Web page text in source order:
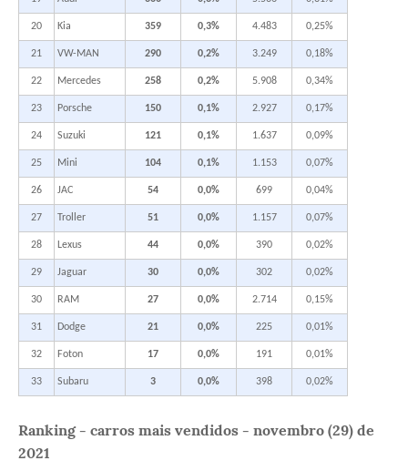
20 Kia 359 0,3% 4.483 0,25%
21 VW-MAN 290 0,2% 3.249 0,18%
22 Mercedes 258 0,2% 5.908 0,34%
23 Porsche 150 0,1% 2.927 0,17%
24 Suzuki 121 0,1% 1.637 0,09%
25 Mini 104 0,1% 1.153 0,07%
26 JAC 54 0,0% 699 0,04%
27 Troller 51 0,0% 1.157 0,07%
28 Lexus 44 0,0% 390 0,02%
29 Jaguar 30 0,0% 302 0,02%
30 RAM 27 0,0% 2.714 0,15%
31 Dodge 21 0,0% 225 0,01%
32 Foton 17 0,0% 191 0,01%
33 Subaru 3 0,0% 398 0,02%
Ranking - carros mais vendidos - novembro (29) de
2021